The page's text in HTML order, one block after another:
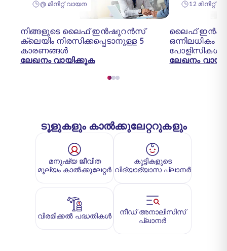
൫ മിനിറ്റ് വായന
നിങ്ങളുടെ ലൈഫ് ഇൻഷുറൻസ്
ക്ലെയിം നിരസിക്കപ്പെടാനുള്ള 5
കാരണങ്ങൾ
ലേഖനം വായിക്കുക
12 മിനിറ്റ്
ലൈഫ്
പോളിസികൾ
ലേഖനം
ടൂളുകളും കാൽക്കുലേറ്ററുകളും
മനുഷ്യ ജീവിത
മൂല്യം കാൽക്കുലേറ്റർ
കുട്ടികളുടെ
വിദ്യാഭ്യാസ പ്ലാനർ
വിരമിക്കൽ പദ്ധതികൾ
നീഡ് അനാലിസിസ്
പ്ലാനർ